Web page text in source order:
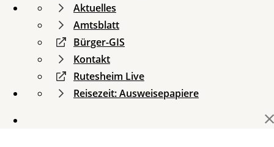
Aktuelles
Amtsblatt
Bürger-GIS
Kontakt
Rutesheim Live
Reisezeit: Ausweisepapiere